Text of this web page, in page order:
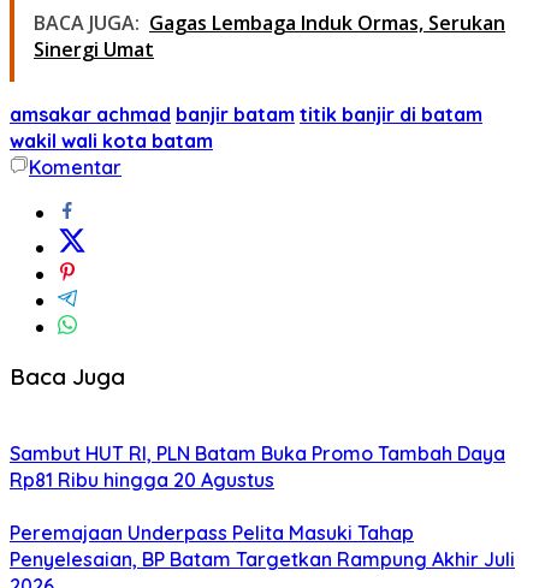
BACA JUGA: Gagas Lembaga Induk Ormas, Serukan
Sinergi Umat
amsakar achmad banjir batam titik banjir di batam
wakil wali kota batam
Komentar
Baca Juga
Sambut HUT RI, PLN Batam Buka Promo Tambah Daya
Rp81 Ribu hingga 20 Agustus
Peremajaan Underpass Pelita Masuki Tahap
Penyelesaian, BP Batam Targetkan Rampung Akhir Juli